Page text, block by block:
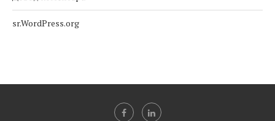
sr.WordPress.org